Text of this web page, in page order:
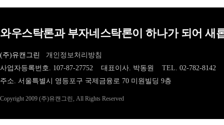
와우스탁론과 부자네스탁론이 하나가 되어 새
(주)유캔그린
개인정보처리방침
사업자등록번호. 107-87-27752 대표이사. 박동원 TEL. 02-782-8142
주소. 서울특별시 영등포구 국제금융로 70 미원빌딩 9층
Copyright 2009 (주)유캔그린, All Rights Reserved